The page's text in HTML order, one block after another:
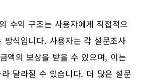
수익 구조는 사용자에게 직접적으
방식입니다. 사용자는 각 설문조사
액의 보상을 받을 수 있으며, 이는
달라질 수 있습니다. 더 많은 설문